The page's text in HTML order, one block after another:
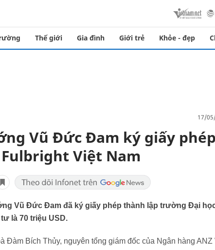
Thế giới Gia đình Giới trẻ Khỏe - đẹp
17/
Vũ Đức Đam ký giấy
Việt Nam
Vũ Đức Đam đã ký giấy phép thành lập trường Đại
là 70 triệu USD.
Đàm Bích Thủy, nguyên tổng giám đốc của Ngân hàng